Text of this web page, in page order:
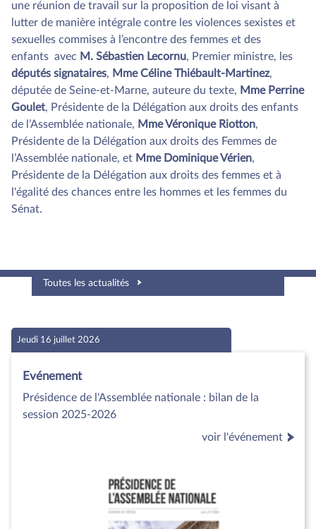
une réunion de travail sur la proposition de loi visant à
lutter de manière intégrale contre les violences sexistes et
sexuelles commises à l’encontre des femmes et des
enfants avec M. Sébastien Lecornu, Premier ministre, les
députés signataires, Mme Céline Thiébault-Martinez,
députée de Seine-et-Marne, auteure du texte, Mme Perrine
Goulet, Présidente de la Délégation aux droits des enfants
de l’Assemblée nationale, Mme Véronique Riotton,
Présidente de la Délégation aux droits des Femmes de
l’Assemblée nationale, et Mme Dominique Vérien,
Présidente de la Délégation aux droits des femmes et à
l'égalité des chances entre les hommes et les femmes du
Sénat.
Toutes les actualités
Jeudi 16 juillet 2026
Evénement
Présidence de l'Assemblée nationale : bilan de la
session 2025-2026
voir l'événement